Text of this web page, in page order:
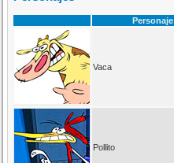
Personaje
Vaca
Pollito